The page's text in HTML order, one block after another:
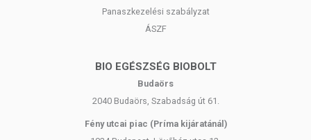
Panaszkezelési szabályzat
ÁSZF
BIO EGÉSZSÉG BIOBOLT
Budaörs
2040 Budaörs, Szabadság út 61.
Fény utcai piac (Príma kijáratánál)